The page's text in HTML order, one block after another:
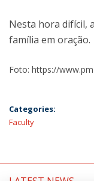
Nesta hora difícil,
família em oração.
Foto: https://
Categories:
Faculty